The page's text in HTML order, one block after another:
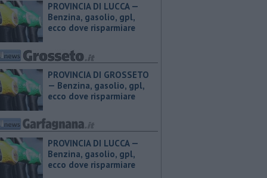
PROVINCIA DI LUCCA — ​
Benzina, gasolio, gpl,
ecco dove risparmiare
PROVINCIA DI GROSSETO
— ​Benzina, gasolio, gpl,
ecco dove risparmiare
PROVINCIA DI LUCCA — ​
Benzina, gasolio, gpl,
ecco dove risparmiare